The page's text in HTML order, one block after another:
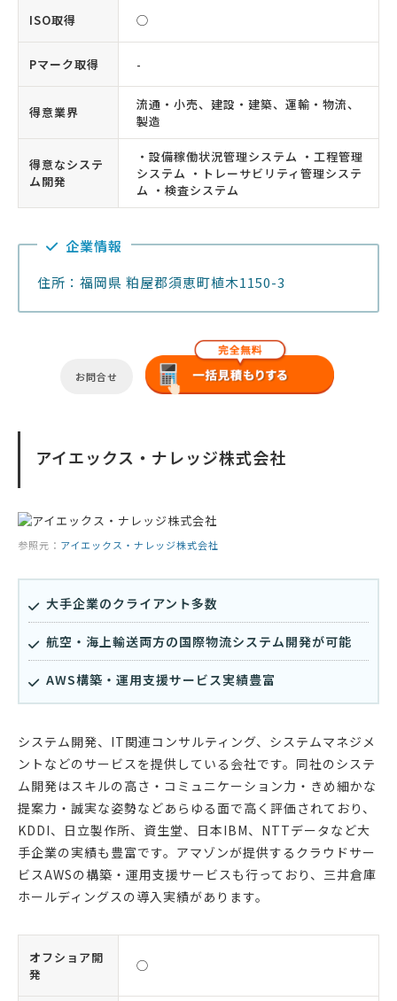
ISO取得 ◯
Pマーク取得 -
得意業界
流通・小売、建設・建築、運輸・物流、
製造
得意なシステ
ム開発
・設備稼働状況管理システム ・工程管理
システム ・トレーサビリティ管理システ
ム ・検査システム
企業情報
住所：福岡県 粕屋郡須恵町植木1150-3
お問合せ
アイエックス・ナレッジ株式会社
参照元： アイエックス・ナレッジ株式会社
大手企業のクライアント多数
航空・海上輸送両方の国際物流システム開発が可能
AWS構築・運用支援サービス実績豊富
システム開発、IT関連コンサルティング、システムマネジメ
ントなどのサービスを提供している会社です。同社のシステ
ム開発はスキルの高さ・コミュニケーション力・きめ細かな
提案力・誠実な姿勢などあらゆる面で高く評価されており、
KDDI、日立製作所、資生堂、日本IBM、NTTデータなど大
手企業の実績も豊富です。アマゾンが提供するクラウドサー
ビスAWSの構築・運用支援サービスも行っており、三井倉庫
ホールディングスの導入実績があります。
オフショア開
発
◯